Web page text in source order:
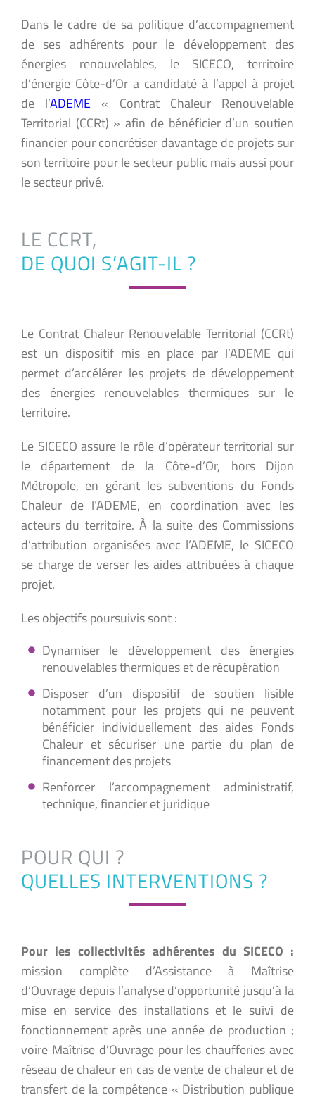
Dans le cadre de sa politique d’accompagnement
de ses adhérents pour le développement des
énergies renouvelables, le SICECO, territoire
d’énergie Côte-d’Or a candidaté à l’appel à projet
de l’ADEME « Contrat Chaleur Renouvelable
Territorial (CCRt) » afin de bénéficier d’un soutien
financier pour concrétiser davantage de projets sur
son territoire pour le secteur public mais aussi pour
le secteur privé.
LE CCRT,
DE QUOI S’AGIT-IL ?
Le Contrat Chaleur Renouvelable Territorial (CCRt)
est un dispositif mis en place par l’ADEME qui
permet d’accélérer les projets de développement
des énergies renouvelables thermiques sur le
territoire.
Le SICECO assure le rôle d’opérateur territorial sur
le département de la Côte-d’Or, hors Dijon
Métropole, en gérant les subventions du Fonds
Chaleur de l’ADEME, en coordination avec les
acteurs du territoire. À la suite des Commissions
d’attribution organisées avec l’ADEME, le SICECO
se charge de verser les aides attribuées à chaque
projet.
Les objectifs poursuivis sont :
Dynamiser le développement des énergies
renouvelables thermiques et de récupération
Disposer d’un dispositif de soutien lisible
notamment pour les projets qui ne peuvent
bénéficier individuellement des aides Fonds
Chaleur et sécuriser une partie du plan de
financement des projets
Renforcer l’accompagnement administratif,
technique, financier et juridique
POUR QUI ?
QUELLES INTERVENTIONS ?
Pour les collectivités adhérentes du SICECO :
mission complète d’Assistance à Maîtrise
d’Ouvrage depuis l’analyse d’opportunité jusqu’à la
mise en service des installations et le suivi de
fonctionnement après une année de production ;
voire Maîtrise d’Ouvrage pour les chaufferies avec
réseau de chaleur en cas de vente de chaleur et de
transfert de la compétence « Distribution publique